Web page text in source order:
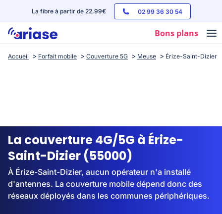
La fibre à partir de 22,99€ 02 99 36 30 54
Bons plans
Box internet
Streaming
Accueil Forfait mobile Couverture 5G Meuse Érize-Saint-Dizier
La couverture 4G/5G à Érize-
Saint-Dizier (55000)
À Érize-Saint-Dizier, aucun opérateur n'a installé
d'antennes. La couverture mobile dépend donc des
réseaux déployés dans les communes périphériques.